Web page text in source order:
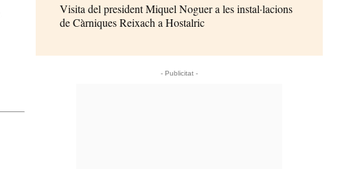
Visita del president Miquel Noguer a les instal·lacions
de Càrniques Reixach a Hostalric
- Publicitat -